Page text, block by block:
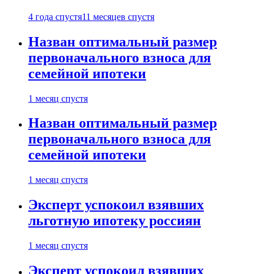
4 года спустя11 месяцев спустя
Назван оптимальный размер
первоначального взноса для
семейной ипотеки
1 месяц спустя
Назван оптимальный размер
первоначального взноса для
семейной ипотеки
1 месяц спустя
Эксперт успокоил взявших
льготную ипотеку россиян
1 месяц спустя
Эксперт успокоил взявших